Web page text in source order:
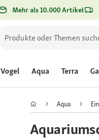
Mehr als 10.000 Artikel
Vogel Aqua Terra
Aqua